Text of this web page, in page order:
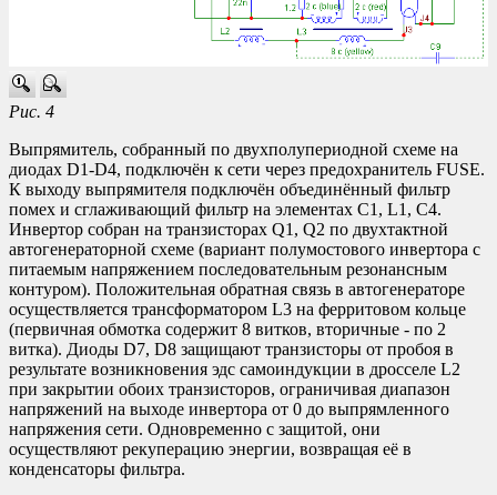
Рис. 4
Выпрямитель, собранный по двухполупериодной схеме на
диодах D1-D4, подключён к сети через предохранитель FUSE.
К выходу выпрямителя подключён объединённый фильтр
помех и сглаживающий фильтр на элементах C1, L1, C4.
Инвертор собран на транзисторах Q1, Q2 по двухтактной
автогенераторной схеме (вариант полумостового инвертора с
питаемым напряжением последовательным резонансным
контуром). Положительная обратная связь в автогенераторе
осуществляется трансформатором L3 на ферритовом кольце
(первичная обмотка содержит 8 витков, вторичные - по 2
витка). Диоды D7, D8 защищают транзисторы от пробоя в
результате возникновения эдс самоиндукции в дросселе L2
при закрытии обоих транзисторов, ограничивая диапазон
напряжений на выходе инвертора от 0 до выпрямленного
напряжения сети. Одновременно с защитой, они
осуществляют рекуперацию энергии, возвращая её в
конденсаторы фильтра.